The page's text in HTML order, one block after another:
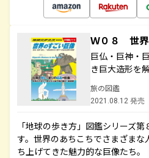
Ｗ０８ 世
巨仏・巨神・
き巨大造形を
旅の図鑑
2021.08.12 発売
「地球の歩き方」図鑑シリーズ
す。世界のあちこちでさまざま
ち上げてきた魅力的な巨像たち。